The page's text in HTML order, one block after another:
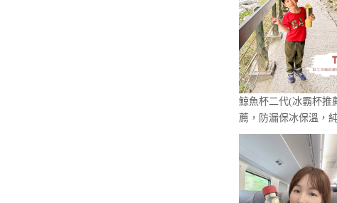
鯨魚杯二代(冰霸杯推
薦，防漏保冰保溫，